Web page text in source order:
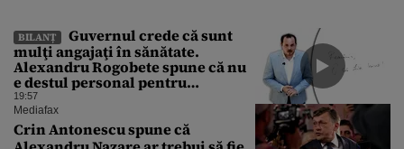
BILANȚ
Guvernul crede că sunt
mulţi angajaţi în sănătate.
Alexandru Rogobete spune că nu
e destul personal pentru
combaterea infecţiilor
nosocomiale
19:57
Mediafax
Crin Antonescu spune că